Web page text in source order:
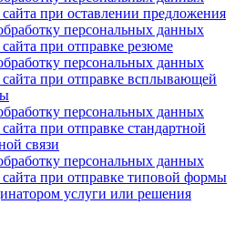
сайта при оставлении предложения
персональных данных
сайта при отправке резюме
персональных данных
сайта при отправке всплывающей
персональных данных
сайта при отправке стандартной
связи
персональных данных
сайта при отправке типовой формы
услуги или решения